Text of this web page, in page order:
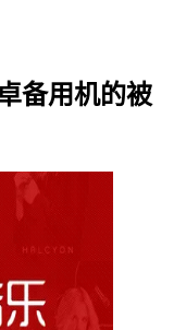
备用机的被